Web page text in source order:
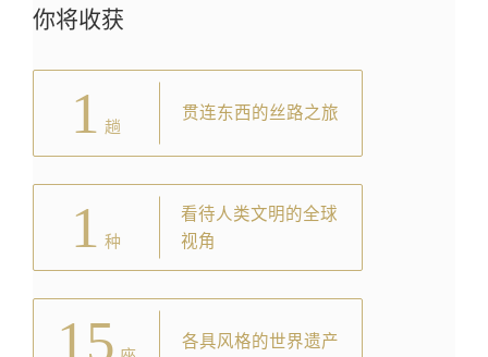
你将收获
1 趟
贯连东西的丝路之旅
1 种
看待人类文明的全球
视角
15 各具风格的世界遗产